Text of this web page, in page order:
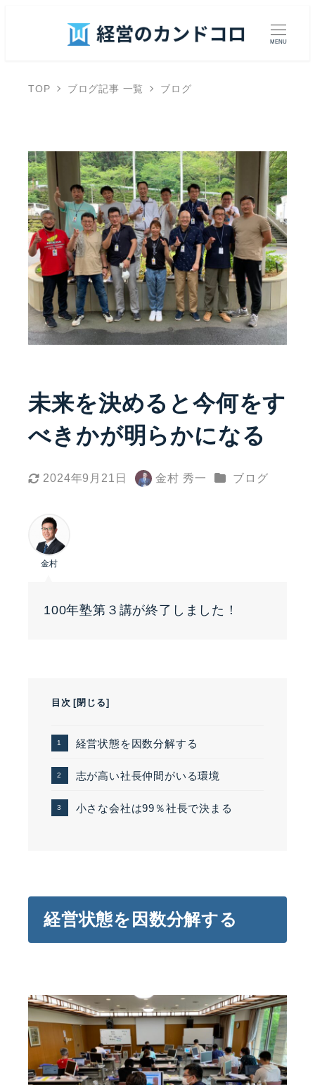
MENU
TOP ブログ記事 一覧 ブログ
未来を決めると今何をす
べきかが明らかになる
2024年9月21日
著
金村 秀一 カテゴリー
ブログ
金村
100年塾第３講が終了しました！
目次 [閉じる]
経営状態を因数分解する
志が高い社長仲間がいる環境
小さな会社は99％社長で決まる
経営状態を因数分解する